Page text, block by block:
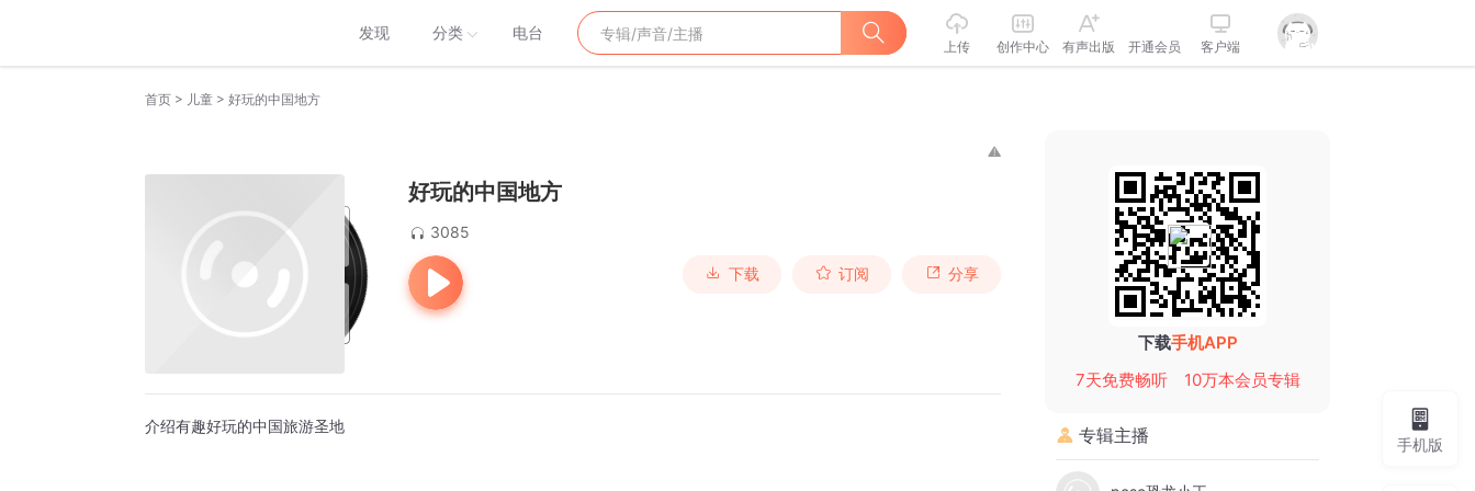
发现 分类 电台
上传 创作中心 有声出版 开通会员 客户端
首页 > 儿童 > 好玩的中国地方
好玩的中国地方
3085
下载 订阅 分享
介绍有趣好玩的中国旅游圣地
下载手机APP
7天免费畅听
10万本会员专辑
专辑主播 手机版